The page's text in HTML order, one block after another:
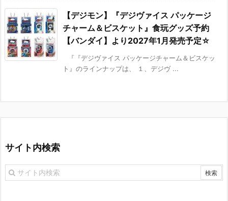
【デジモン】『デジヴァイス パッケージ
チャーム＆ビスケット』食玩グッズ予約
【バンダイ】より2027年1月発売予定☆
『『デジヴァイス パッケージチャーム＆ビスケッ
ト』のラインナップは、 １、デジヴ ...
サイト内検索